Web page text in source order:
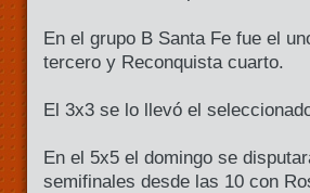
En el grupo B Santa Fe fue el
tercero y Reconquista cuarto.
El 3x3 se lo llevó el
En el 5x5 el domingo se
semifinales desde las 10 con